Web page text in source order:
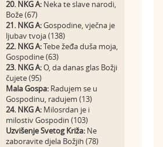
20. NKG A: Neka te slave narodi,
Bože (67)
21. NKG A:Gospodine, vječna je
ljubav tvoja (138)
22. NKG A:Tebe žeđa duša moja,
Gospodine (63)
23. NKG A:O, da danas glas Božji
čujete (95)
Mala Gospa: Radujem se u
Gospodinu, radujem (13)
24. NKG A: Milosrdan je i
milostiv Gospodin (103)
Uzvišenje Svetog Križa: Ne
zaboravite djela Božjih (78)